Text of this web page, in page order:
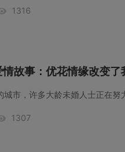
1316
故事：优花情缘改变了
1307